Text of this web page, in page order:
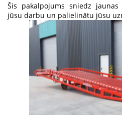
Šis pakalpojums sniedz
jūsu darbu un palielinātu jūsu